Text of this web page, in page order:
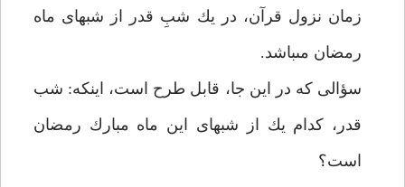
زمان نزول قرآن، در يك شبِ قدر از شب‏هاى ماه
رمضان مى‏باشد.
سؤالى كه در اين جا، قابل طرح است، اينكه: شب
قدر، كدام يك از شب‏هاى اين ماه مبارك رمضان
است؟